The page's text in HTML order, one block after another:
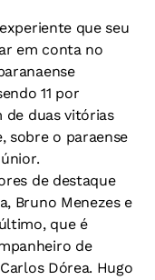
que seu
em conta no
11 por
de duas vitórias
sobre o paraense
de destaque
Bruno Menezes e
que é
de
Dórea. Hugo